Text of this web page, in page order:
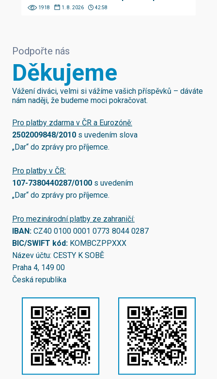
1918 1. 8. 2026 42:58
Podpořte nás
Děkujeme
Vážení diváci, velmi si vážíme vašich příspěvků – dáváte
nám naději, že budeme moci pokračovat.
Pro platby zdarma v ČR a Eurozóně:
2502009848/2010 s uvedením slova
„Dar“ do zprávy pro příjemce.
Pro platby v ČR:
107-7380440287/0100 s uvedením
„Dar“ do zprávy pro příjemce.
Pro mezinárodní platby ze zahraničí:
IBAN: CZ40 0100 0001 0773 8044 0287
BIC/SWIFT kód: KOMBCZPPXXX
Název účtu: CESTY K SOBĚ
Praha 4, 149 00
Česká republika